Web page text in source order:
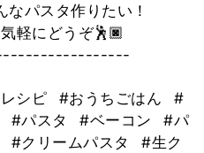
パスタ作りたい！
軽にどうぞ🕺🏿
シピ #おうちごはん
#
#パスタ #ベーコン
#パ
#クリームパスタ
#生ク